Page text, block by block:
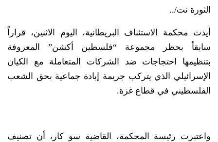
الثورة نت/..
أيدت محكمة الاستئناف البريطانية، اليوم الاثنين، قراراً
سابقاً بحظر مجموعة “فلسطين أكشن” المعروفة
بتنظيمها احتجاجات ضد الشركات المتعاملة مع الكيان
الإسرائيلي الذي يتركب جريمة إبادة جماعية بحق الشعب
الفلسطيني في قطاع غزة.
واعتبرت رئيسة المحكمة، القاضية سو كار، أن تصنيف